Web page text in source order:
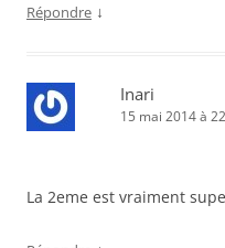
Répondre ↓
Inari
15 mai 2014 à
La 2eme est vraiment